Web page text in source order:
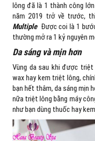
lông đã là 1 thành công
năm 2019 trở về trước,
MultipleĐược coi là 1
thường mở ra 1 kỷ nguyên
Da sáng và mịn hơn
Vùng da sau khi được triệt
wax hay kem triệt lông,
bạn hết thâm, da sáng mịn
nữa triệt lông bằng máy
như bạn dùng thuốc hay